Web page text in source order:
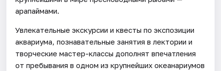
арапаймами.
Увлекательные экскурсии и квесты по экспозиции
аквариума, познавательные занятия в лектории и
творческие мастер-классы дополнят впечатления
от пребывания в одном из крупнейших океанариумов